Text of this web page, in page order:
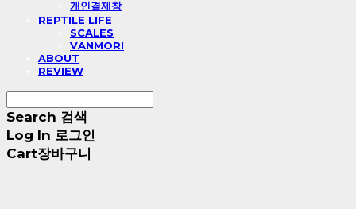
개인결제창
REPTILE LIFE
SCALES
VANMORI
ABOUT
REVIEW
Search 검색
Log In 로그인
Cart장바구니